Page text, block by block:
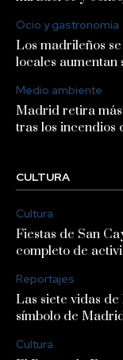
Ocio y gastronomía
Los madrileños
locales aumentan
Medio ambiente
Madrid retira
tras los incendios
CULTURA
Cultura
Fiestas de San
completo de
Reportajes
Las siete vidas
símbolo de
Cultura